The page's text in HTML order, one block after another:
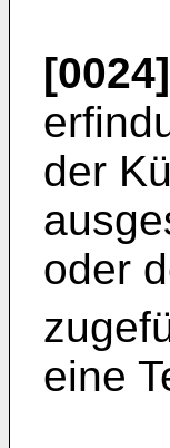
[0024]
der
oder
eine